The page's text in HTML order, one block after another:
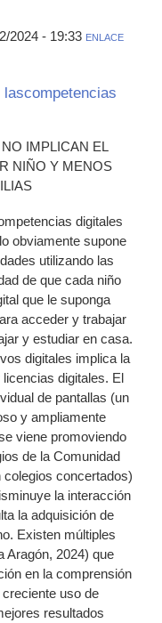
2024 - 19:33 ENLACE
IMPLICAN EL
NIÑO Y MENOS
digitales
obviamente supone
utilizando las
de que cada niño
que le suponga
acceder y trabajar
y estudiar en casa.
digitales implica la
digitales. El
de pantallas (un
y ampliamente
viene promoviendo
de la Comunidad
concertados)
la interacción
la adquisición de
Existen múltiples
Aragón, 2024) que
en la comprensión
uso de
resultados